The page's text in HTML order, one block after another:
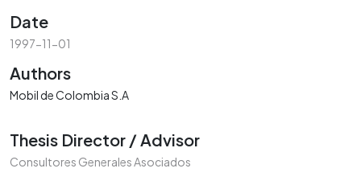
Date
1997-11-01
Authors
Mobil de Colombia S.A
Thesis Director / Advisor
Consultores Generales Asociados